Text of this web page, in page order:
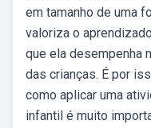
em tamanho de uma
valoriza o
que ela desempenha
das crianças. É por
como aplicar uma
infantil é muito